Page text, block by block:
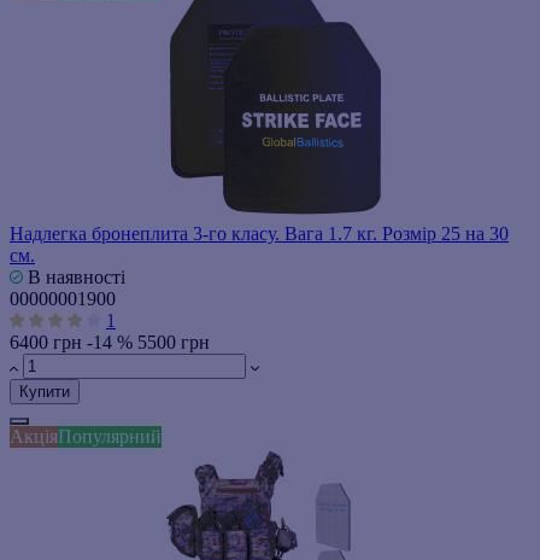
Надлегка бронеплита 3-го класу. Вага 1.7 кг. Розмір 25 на 30
см.
В наявності
00000001900
1
6400 грн -14 % 5500 грн
Купити
АкціяПопулярний